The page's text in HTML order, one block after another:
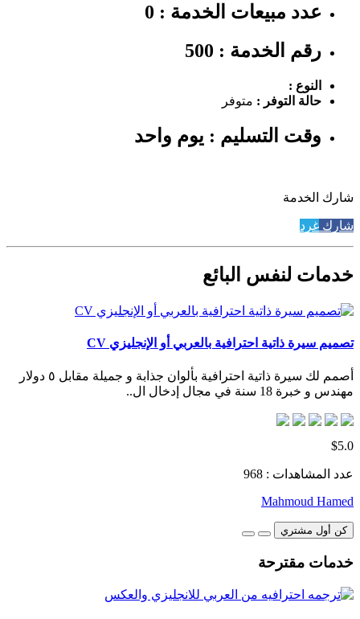
عدد مبيعات الخدمة : 0
رقم الخدمة : 500
النوع :
حالة التوفر : متوفر
وقت التسليم : يوم واحد
شارك الخدمة
شارك غرد
خدمات لنفس البائع
تصميم سيرة ذاتية احترافية بالعربي أو الإنجليزي CV
أصمم لك سيرة ذاتية احترافية بألوان جذابة و جميلة مقابل ٥ دولار
مهندس و خبرة 18 سنة في مجال إدخال ال..
$5.0
عدد المشاهدات : 968
Mahmoud Hamed
كن أول مشتري
خدمات مقترحة